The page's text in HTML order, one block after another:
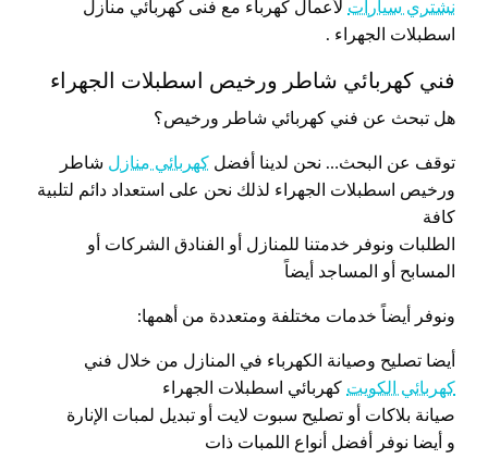
نشتري سيارات لأعمال كهرباء مع فنى كهربائي منازل
اسطبلات الجهراء .
فني كهربائي شاطر ورخيص اسطبلات الجهراء
هل تبحث عن فني كهربائي شاطر ورخيص؟
توقف عن البحث… نحن لدينا أفضل كهربائي منازل شاطر
ورخيص اسطبلات الجهراء لذلك نحن على استعداد دائم لتلبية
كافة
الطلبات ونوفر خدمتنا للمنازل أو الفنادق الشركات أو
المسابح أو المساجد أيضاً
ونوفر أيضاً خدمات مختلفة ومتعددة من أهمها:
أيضا تصليح وصيانة الكهرباء في المنازل من خلال فني
كهربائي الكويت كهربائي اسطبلات الجهراء
صيانة بلاكات أو تصليح سبوت لايت أو تبديل لمبات الإنارة
و أيضا نوفر أفضل أنواع اللمبات ذات